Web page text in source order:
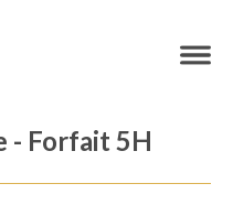
- Forfait 5H